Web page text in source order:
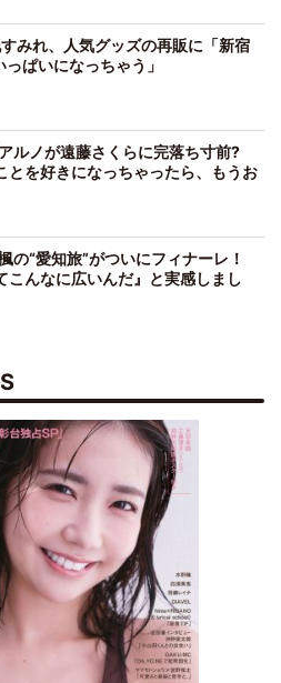
みれ、人気グッズの再販に「新宿
っぱいになっちゃう」
ルノが遠藤さくらに完落ち寸前?
とを好きになっちゃったら、もうお
の“愛知旅”がついにフィナーレ！
こんなに広いんだ』と実感しまし